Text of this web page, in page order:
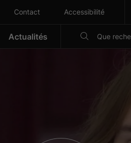
Contact Accessibilité
Actualités